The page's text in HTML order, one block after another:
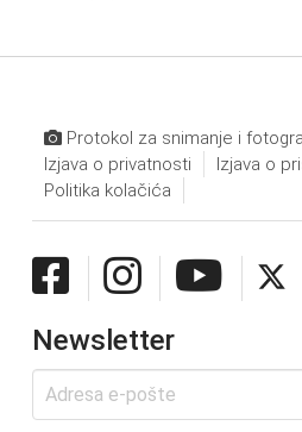
Protokol za snimanje i
Izjava o privatnosti
Izjava o
Politika kolačića
Newsletter